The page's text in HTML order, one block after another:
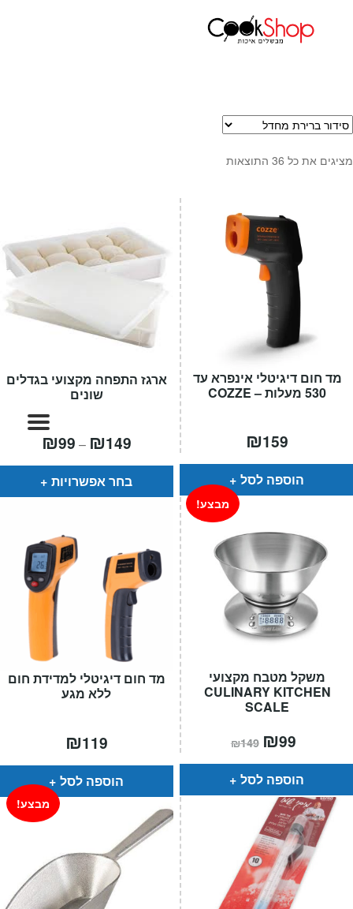
סירים
מחבתות
גאדג'טס וכלי מטבח
אחסון למטבח
סכינים
אפייה
קפה ותה
גיפט קארד
כלי בית
חגים
מתכונים שלכם
עגלת קניות
עמוד הבית אפייה שקילה ומדידה
מציגים את כל ⁦36⁩ התוצאות
ארגז התפחה מקצועי בגדלים
שונים
₪99 – ₪149טווח
מחירים:
⁦₪99⁩
עדבחר אפשרויות
מד חום דיגיטלי אינפרא עד
530 מעלות – COZZE
₪159
הוספה לסל
מד חום דיגיטלי למדידת חום
ללא מגע
₪119
הוספה לסל
משקל מטבח מקצועי
CULINARY KITCHEN
SCALE
מבצע!
₪149 המחיר
המקורי
היה:
₪149.
₪99
הוא:
הוספה לסל
מבצע!